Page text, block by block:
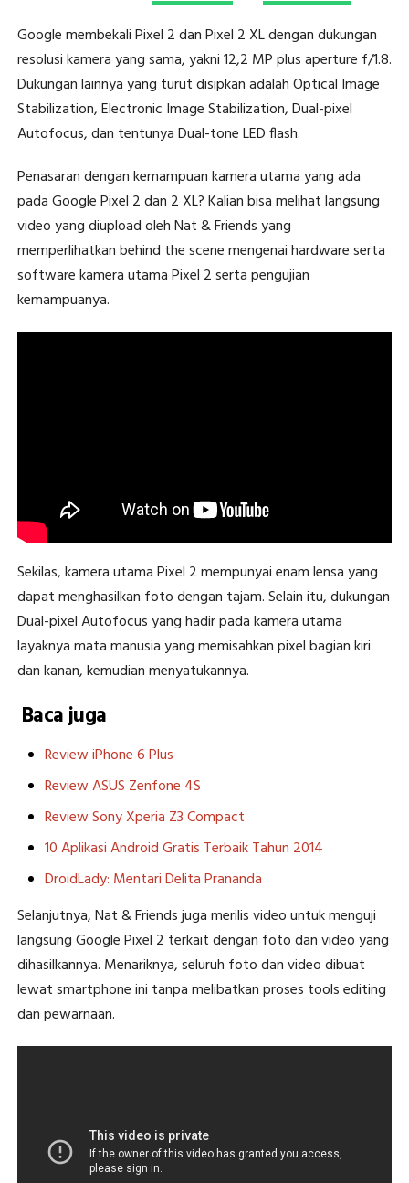
Google membekali Pixel 2 dan Pixel 2 XL dengan dukungan
resolusi kamera yang sama, yakni 12,2 MP plus aperture f/1.8.
Dukungan lainnya yang turut disipkan adalah Optical Image
Stabilization, Electronic Image Stabilization, Dual-pixel
Autofocus, dan tentunya Dual-tone LED flash.
Penasaran dengan kemampuan kamera utama yang ada
pada Google Pixel 2 dan 2 XL? Kalian bisa melihat langsung
video yang diupload oleh Nat & Friends yang
memperlihatkan behind the scene mengenai hardware serta
software kamera utama Pixel 2 serta pengujian
kemampuanya.
Sekilas, kamera utama Pixel 2 mempunyai enam lensa yang
dapat menghasilkan foto dengan tajam. Selain itu, dukungan
Dual-pixel Autofocus yang hadir pada kamera utama
layaknya mata manusia yang memisahkan pixel bagian kiri
dan kanan, kemudian menyatukannya.
Baca juga
Review iPhone 6 Plus
Review ASUS Zenfone 4S
Review Sony Xperia Z3 Compact
10 Aplikasi Android Gratis Terbaik Tahun 2014
DroidLady: Mentari Delita Prananda
Selanjutnya, Nat & Friends juga merilis video untuk menguji
langsung Google Pixel 2 terkait dengan foto dan video yang
dihasilkannya. Menariknya, seluruh foto dan video dibuat
lewat smartphone ini tanpa melibatkan proses tools editing
dan pewarnaan.